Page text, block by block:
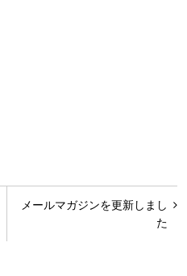
メールマガジンを更新しまし
た